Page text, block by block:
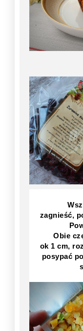
zagnieść,
Obie
ok 1 cm,
posypać